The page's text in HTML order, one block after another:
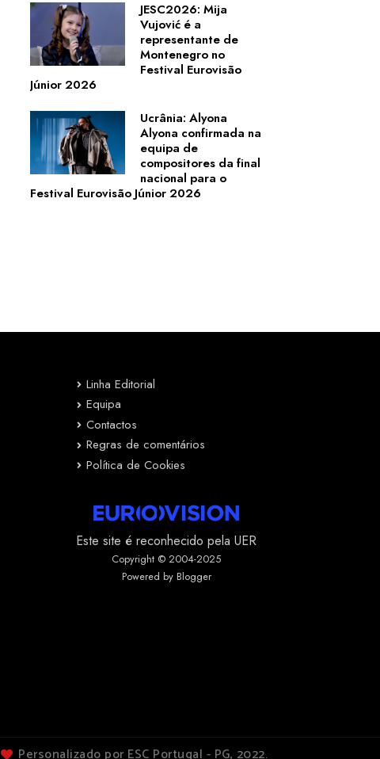
JESC2026: Mija
Vujović é a
representante de
Montenegro no
Festival Eurovisão
Júnior 2026
Ucrânia: Alyona
Alyona confirmada na
equipa de
compositores da final
nacional para o
Festival Eurovisão Júnior 2026
Linha Editorial
Equipa
Contactos
Regras de comentários
Política de Cookies
Este site é reconhecido pela UER
Copyright © 2004-2025
Powered by Blogger
Personalizado por ESC Portugal - PG, 2022.